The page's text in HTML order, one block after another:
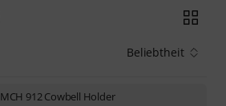
Beliebtheit
MCH 912 Cowbell Holder